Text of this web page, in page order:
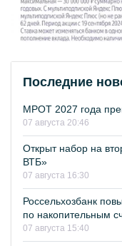
Последние
МРОТ 2027 года
07 августа 20:46
Открыт набор на
ВТБ»
07 августа 16:30
Россельхозбанк
по накопительным
07 августа 15:40